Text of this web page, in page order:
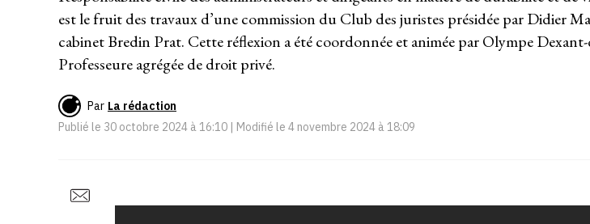
est le fruit des travaux d’une commission du Club des juristes présidée par Didier
cabinet Bredin Prat. Cette réflexion a été coordonnée et animée par Olympe
Professeure agrégée de droit privé.
Par La rédaction
Publié le 30 octobre 2024 à 16:10 | Modifié le 4 novembre 2024 à 18:09